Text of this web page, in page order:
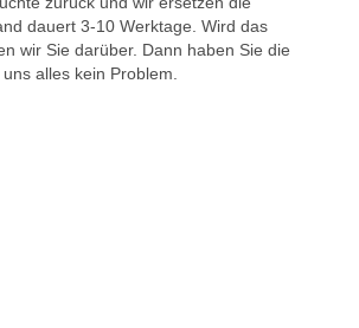
dauert 3-10 Werktage. Wird das
wir Sie darüber. Dann haben Sie die
alles kein Problem.